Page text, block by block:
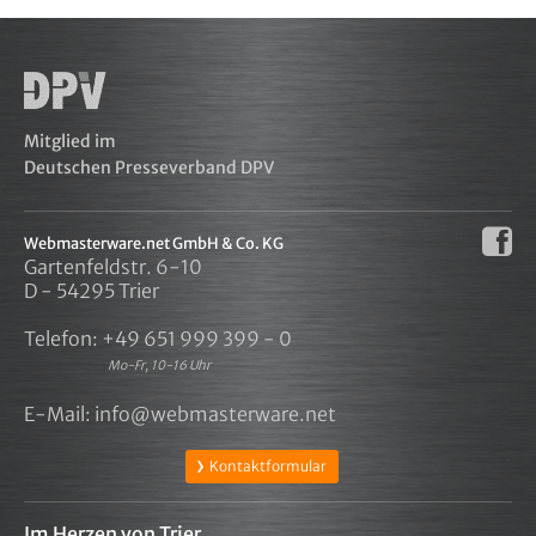
Mitglied im
Deutschen Presseverband DPV
Webmasterware.net GmbH & Co. KG
Gartenfeldstr. 6-10
D - 54295 Trier
Telefon: +49 651 999 399 - 0
Mo-Fr, 10-16 Uhr
E-Mail: info@webmasterware.net
Kontaktformular